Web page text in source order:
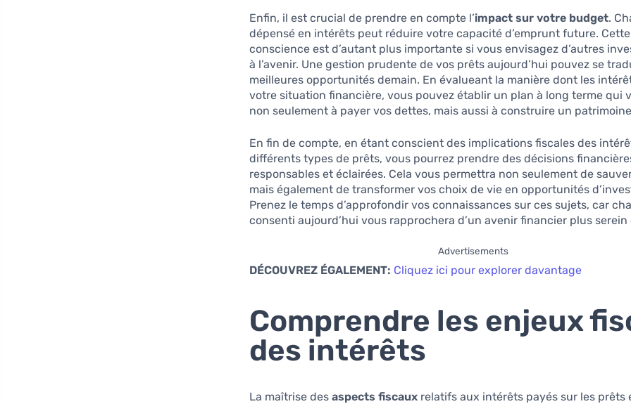
Enfin, il est crucial de prendre en compte l’impact sur votre budget.
dépensé en intérêts peut réduire votre capacité d’emprunt future.
conscience est d’autant plus importante si vous envisagez d’autres
à l’avenir. Une gestion prudente de vos prêts aujourd’hui pouvez se
meilleures opportunités demain. En évalueant la manière dont les
votre situation financière, vous pouvez établir un plan à long terme qui
non seulement à payer vos dettes, mais aussi à construire un
En fin de compte, en étant conscient des implications fiscales des
différents types de prêts, vous pourrez prendre des décisions
responsables et éclairées. Cela vous permettra non seulement de
mais également de transformer vos choix de vie en opportunités
Prenez le temps d’approfondir vos connaissances sur ces sujets, car
consenti aujourd’hui vous rapprochera d’un avenir financier plus serein
Advertisements
DÉCOUVREZ ÉGALEMENT: Cliquez ici pour explorer davantage
Comprendre les enjeux
des intérêts
La maîtrise desaspects fiscaux relatifs aux intérêts payés sur les prêts